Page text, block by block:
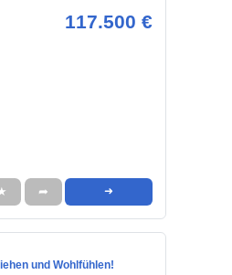
117.500 €
➦ ➜
und Wohlfühlen!